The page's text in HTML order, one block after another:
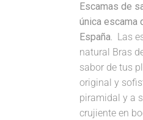
Escamas de
única escama
España. Las
natural Bras
sabor de tus
original y
piramidal y a
crujiente en